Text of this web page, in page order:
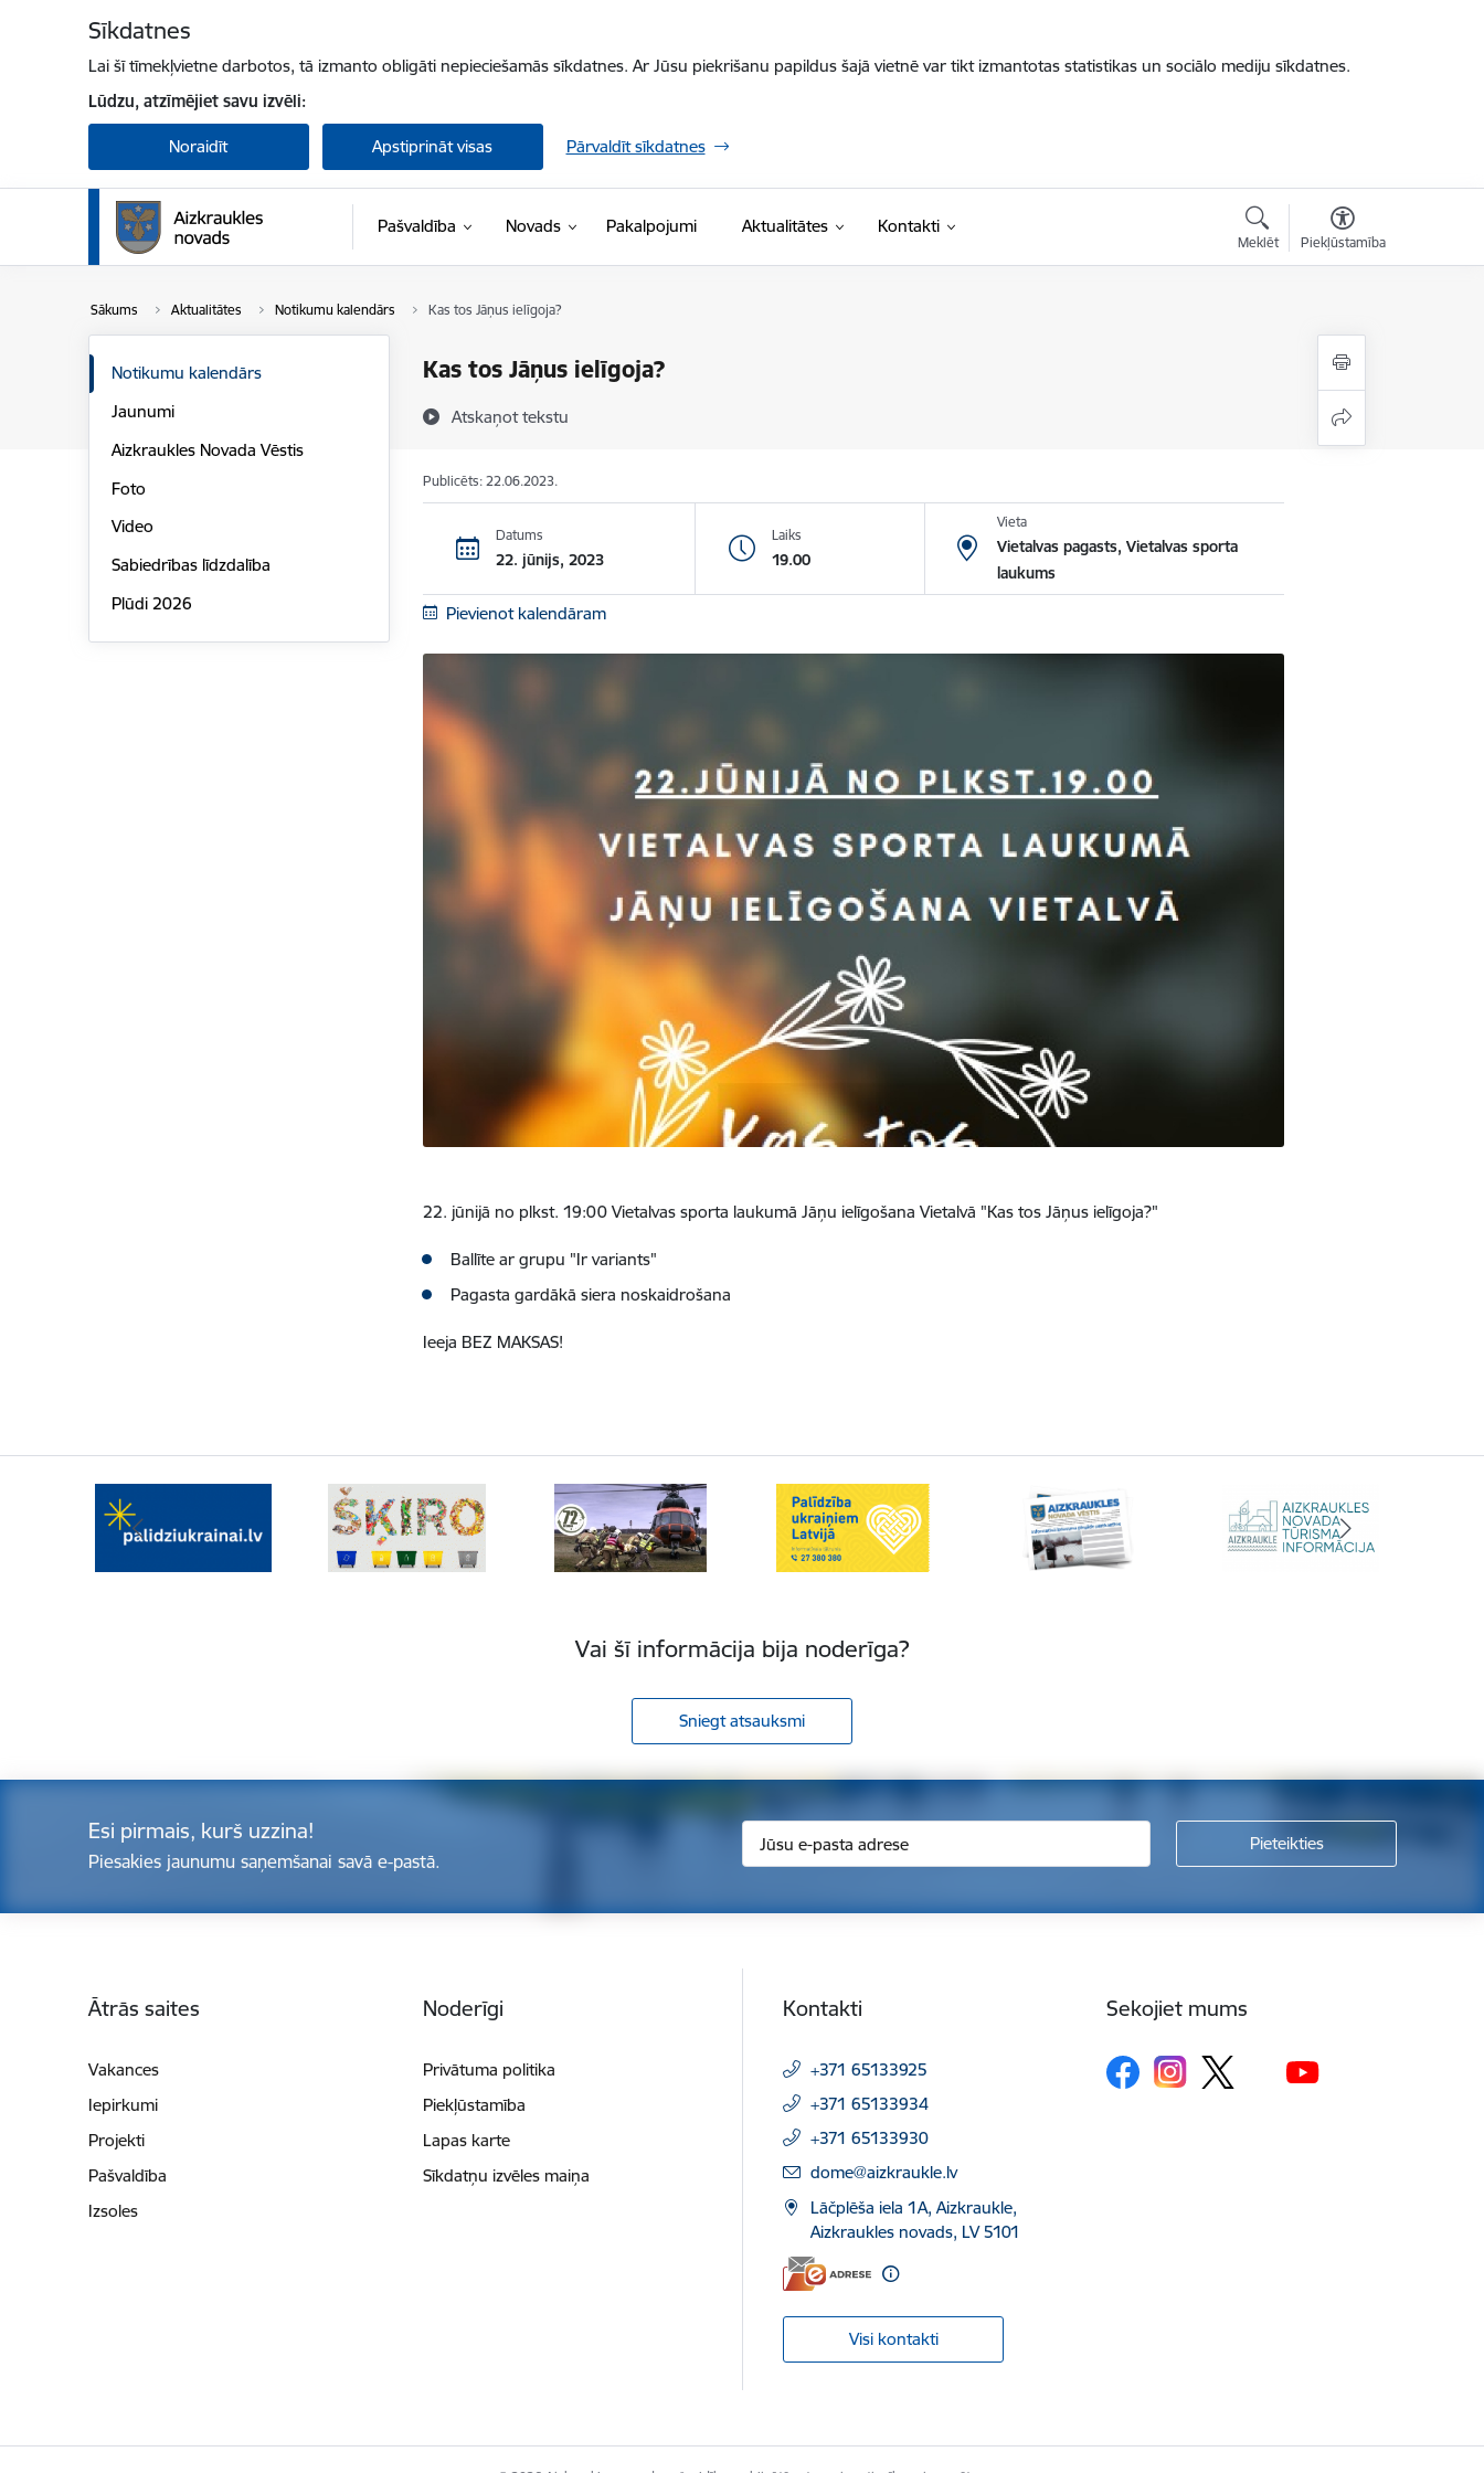
Sīkdatnes
Lai šī tīmekļvietne darbotos, tā izmanto obligāti nepieciešamās sīkdatnes. Ar Jūsu piekrišanu papildus šajā vietnē var tikt izmantotas statistikas un sociālo mediju sīkdatnes.
Lūdzu, atzīmējiet savu izvēli:
Noraidīt Apstiprināt visas Pārvaldīt sīkdatnes
Pašvaldība Novads Pakalpojumi Aktualitātes Kontakti
Meklēt Piekļūstamība
Sākums Aktualitātes Notikumu kalendārs Kas tos Jāņus ielīgoja?
Kas tos Jāņus ielīgoja?
Atskaņot tekstu
Notikumu kalendārs
Jaunumi
Aizkraukles Novada Vēstis
Foto
Video
Sabiedrības līdzdalība
Plūdi 2026
Publicēts: 22.06.2023.
Datums
22. jūnijs, 2023
Laiks
19.00
Vieta
Vietalvas pagasts, Vietalvas sporta
laukums
Pievienot kalendāram
22. jūnijā no plkst. 19:00 Vietalvas sporta laukumā Jāņu ielīgošana Vietalvā "Kas tos Jāņus ielīgoja?"
Ballīte ar grupu "Ir variants"
Pagasta gardākā siera noskaidrošana
Ieeja BEZ MAKSAS!
Vai šī informācija bija noderīga?
Sniegt atsauksmi
Esi pirmais, kurš uzzina!
Piesakies jaunumu saņemšanai savā e-pastā.
Ātrās saites
Vakances
Iepirkumi
Projekti
Pašvaldība
Izsoles
Noderīgi
Privātuma politika
Piekļūstamība
Lapas karte
Sīkdatņu izvēles maiņa
Kontakti
+371 65133925
+371 65133934
+371 65133930
E-pasts:
dome@aizkraukle.lv
Lāčplēša iela 1A, Aizkraukle,
Aizkraukles novads, LV 5101
Visi kontakti
Sekojiet mums